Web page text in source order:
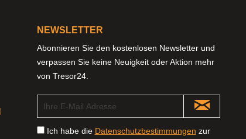
NEWSLETTER
Abonnieren Sie den kostenlosen Newsletter und
verpassen Sie keine Neuigkeit oder Aktion mehr
von Tresor24.
Ich habe die Datenschutzbestimmungen zur